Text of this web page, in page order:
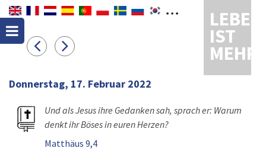
LEBEN
IST
MEHR
Donnerstag, 17. Februar 2022
Und als Jesus ihre Gedanken sah, sprach er: Warum
denkt ihr Böses in euren Herzen?
Matthäus 9,4